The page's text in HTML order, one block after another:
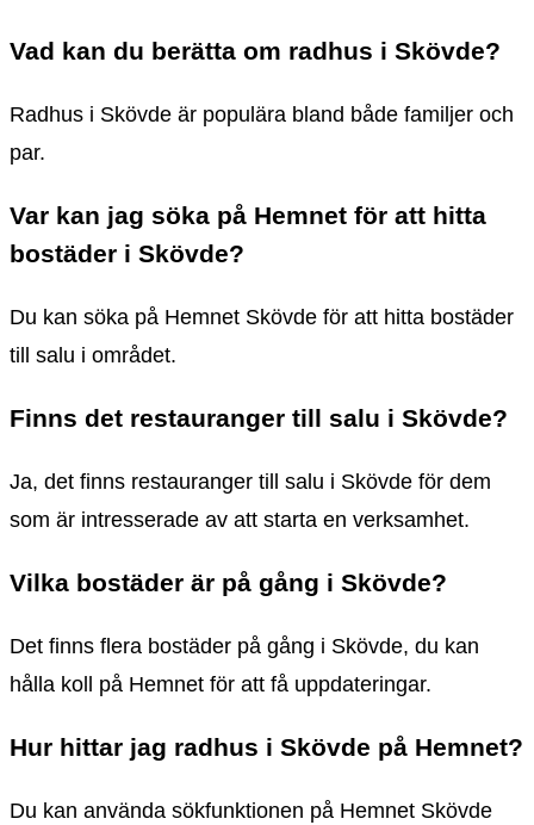
Vad kan du berätta om radhus i Skövde?
Radhus i Skövde är populära bland både familjer och
par.
Var kan jag söka på Hemnet för att hitta
bostäder i Skövde?
Du kan söka på Hemnet Skövde för att hitta bostäder
till salu i området.
Finns det restauranger till salu i Skövde?
Ja, det finns restauranger till salu i Skövde för dem
som är intresserade av att starta en verksamhet.
Vilka bostäder är på gång i Skövde?
Det finns flera bostäder på gång i Skövde, du kan
hålla koll på Hemnet för att få uppdateringar.
Hur hittar jag radhus i Skövde på Hemnet?
Du kan använda sökfunktionen på Hemnet Skövde